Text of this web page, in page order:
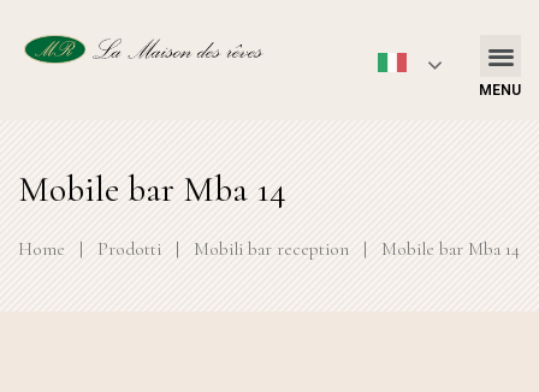
MENU
Mobile bar Mba 14
Home | Prodotti | Mobili bar reception | Mobile bar Mba 14